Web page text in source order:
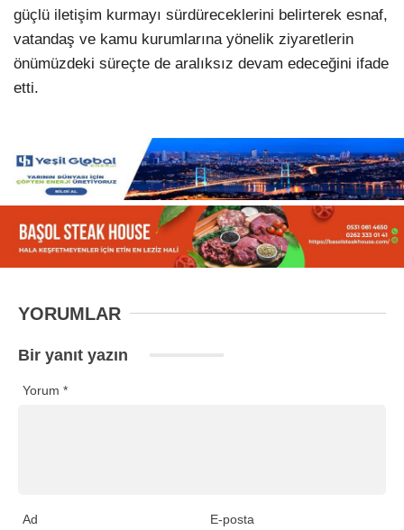
güçlü iletişim kurmayı sürdüreceklerini belirterek esnaf,
vatandaş ve kamu kurumlarına yönelik ziyaretlerin
önümüzdeki süreçte de aralıksız devam edeceğini ifade
etti.
YORUMLAR
Bir yanıt yazın
Yorum *
Ad E-posta